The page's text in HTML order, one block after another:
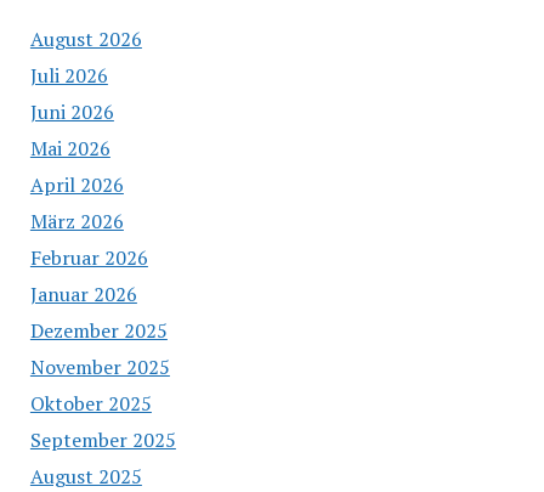
August 2026
Juli 2026
Juni 2026
Mai 2026
April 2026
März 2026
Februar 2026
Januar 2026
Dezember 2025
November 2025
Oktober 2025
September 2025
August 2025